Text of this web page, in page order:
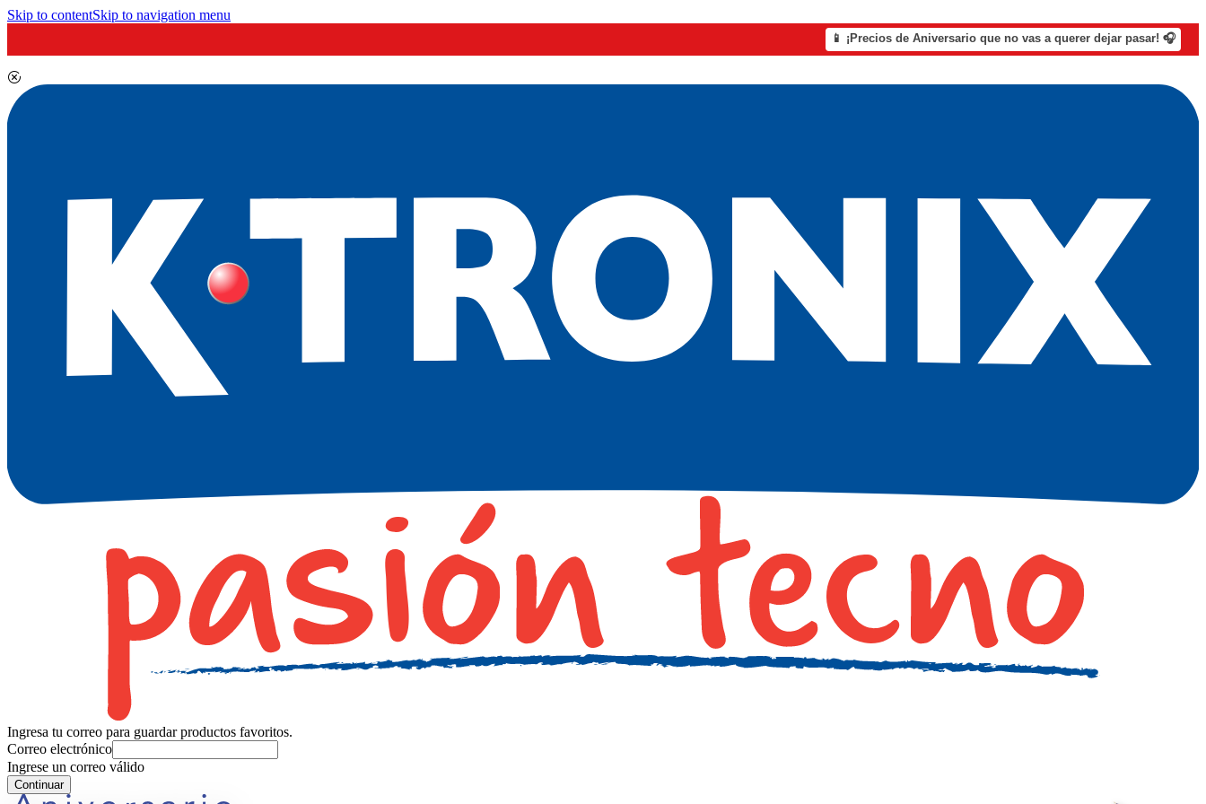
Skip to contentSkip to navigation menu
📱 ¡Precios de Aniversario que no vas a querer dejar pasar! 🎧
Ingresa tu correo para guardar productos favoritos.
Correo electrónico
Ingrese un correo válido
Continuar